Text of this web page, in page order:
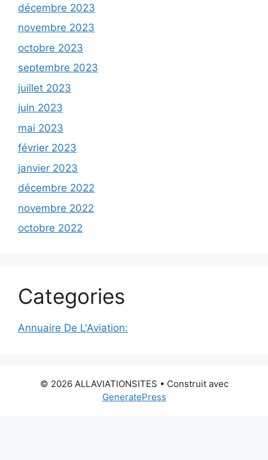
décembre 2023
novembre 2023
octobre 2023
septembre 2023
juillet 2023
juin 2023
mai 2023
février 2023
janvier 2023
décembre 2022
novembre 2022
octobre 2022
Categories
Annuaire De L'Aviation:
© 2026 ALLAVIATIONSITES • Construit avec
GeneratePress